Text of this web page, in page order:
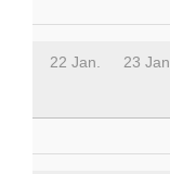
22 Jan. 23 Jan.